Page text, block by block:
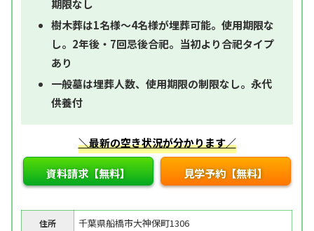
期限なし
樹木葬は1名様～4名様が埋葬可能。使用期限な
し。2年後・7回忌後合祀。当初より合祀タイプ
あり
一般墓は埋葬人数、使用期限の制限なし。永代
供養付
＼最新の空き状況が分かります／
資料請求【無料】 見学予約【無料】
住所 千葉県船橋市大神保町1306